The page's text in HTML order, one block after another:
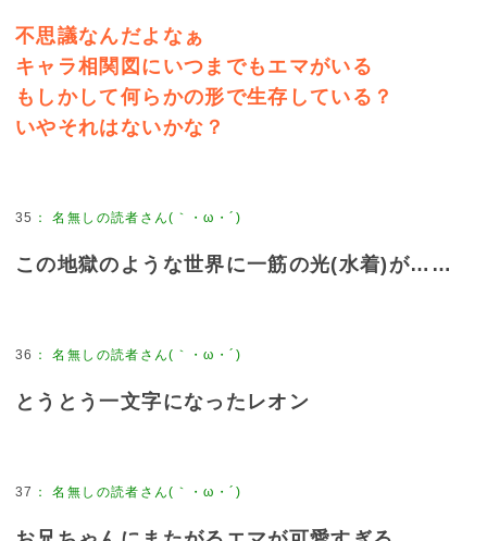
不思議なんだよなぁ
キャラ相関図にいつまでもエマがいる
もしかして何らかの形で生存している？
いやそれはないかな？
35 ：名無しの読者さん(｀・ω・´)
この地獄のような世界に一筋の光(水着)が……
36 ：名無しの読者さん(｀・ω・´)
とうとう一文字になったレオン
37 ：名無しの読者さん(｀・ω・´)